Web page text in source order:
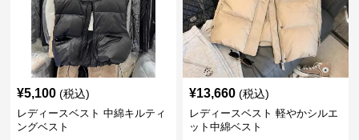
¥5,100 (税込)
レディースベスト 中綿キルティ
ングベスト
¥13,660 (税込)
レディースベスト 軽やかシルエ
ット中綿ベスト